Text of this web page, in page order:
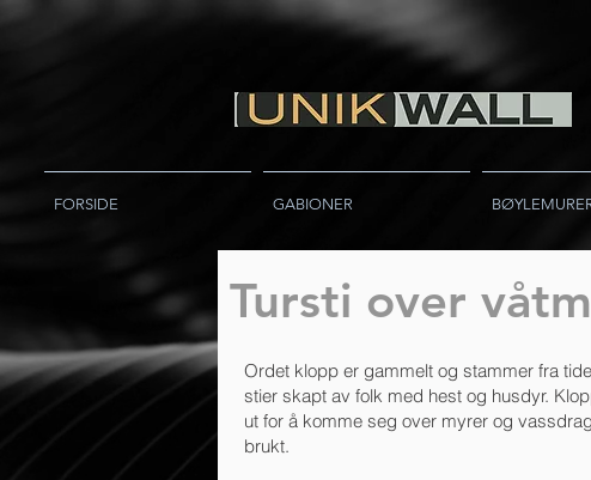
FORSIDE GABIONER
Tursti over
Ordet klopp er gammelt og stammer fra
stier skapt av folk med hest og husdyr.
ut for å komme seg over myrer og
brukt.